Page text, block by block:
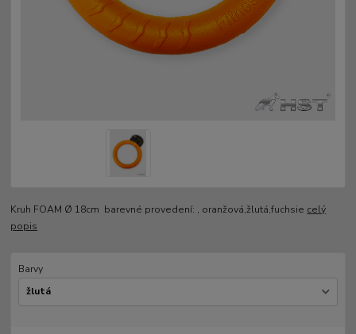
Kruh FOAM Ø 18cm barevné provedení: , oranžová,žlutá,fuchsie celý
popis
Barvy